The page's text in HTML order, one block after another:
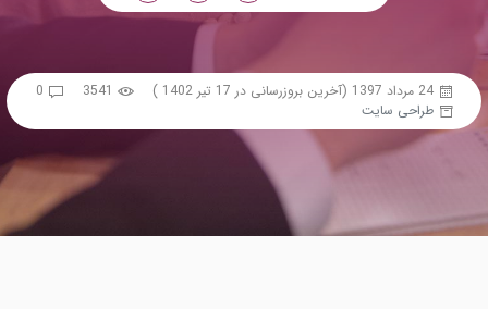
24 مرداد 1397 (آخرین بروزرسانی در 17 تیر 1402 ) 3541
0
طراحی سایت